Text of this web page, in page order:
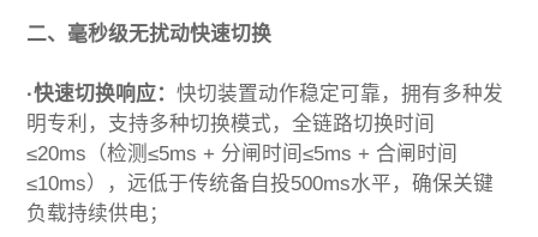
二、毫秒级无扰动快速切换
·快速切换响应：快切装置动作稳定可靠，拥有多种发
明专利，支持多种切换模式，全链路切换时间
≤20ms（检测≤5ms + 分闸时间≤5ms + 合闸时间
≤10ms），远低于传统备自投500ms水平，确保关键
负载持续供电；